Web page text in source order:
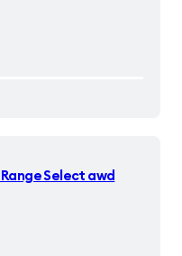
Select awd